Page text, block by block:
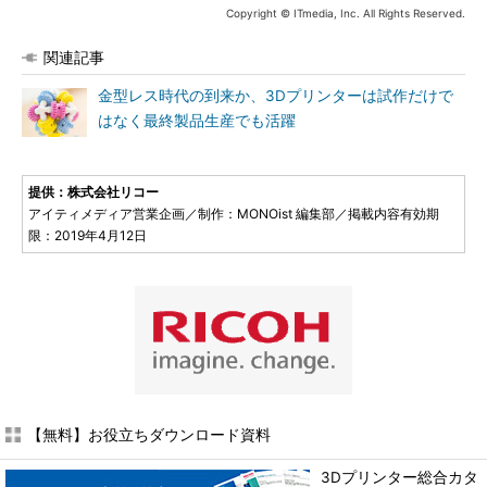
Copyright © ITmedia, Inc. All Rights Reserved.
関連記事
金型レス時代の到来か、3Dプリンターは試作だけで
はなく最終製品生産でも活躍
提供：株式会社リコー
アイティメディア営業企画／制作：MONOist 編集部／掲載内容有効期
限：2019年4月12日
【無料】お役立ちダウンロード資料
3Dプリンター総合カタ